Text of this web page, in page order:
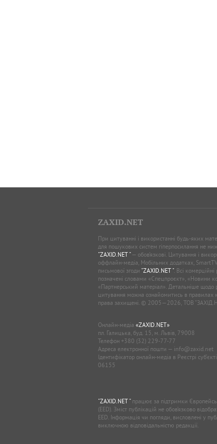
ZAXID.NET
При цитуванні і використанні будь-яких
для пошукових систем гіперпосилання не
"ZAXID.NET "— обов’язкові. Цитування і
оффлайн-медіа, Мобільних додатках,
письмової згоди "ZAXID.NET ". Всі
позначені словами «Спецпроєкт», «Новини
«Партнерський матеріал». Детальніше щодо
цитування можна ознайомитись в правилах
права захищені. © 2005—2026, ТОВ
Онлайн-медіа «ZAXID.NET»
пл. Галицька, буд. 15, м. Львів, 79008
Телефон +380 (32) 229-77-77
Адреса електронної пошти — info@zaxid.net
Ідентифікатор онлайн-медіа в Реєстрі
06155
"ZAXID.NET "працює за підтримки
(EED). Зміст публікацій не обов’язково
EED. Інформація чи погляди, висловлені у
виключною відповідальністю редакції.